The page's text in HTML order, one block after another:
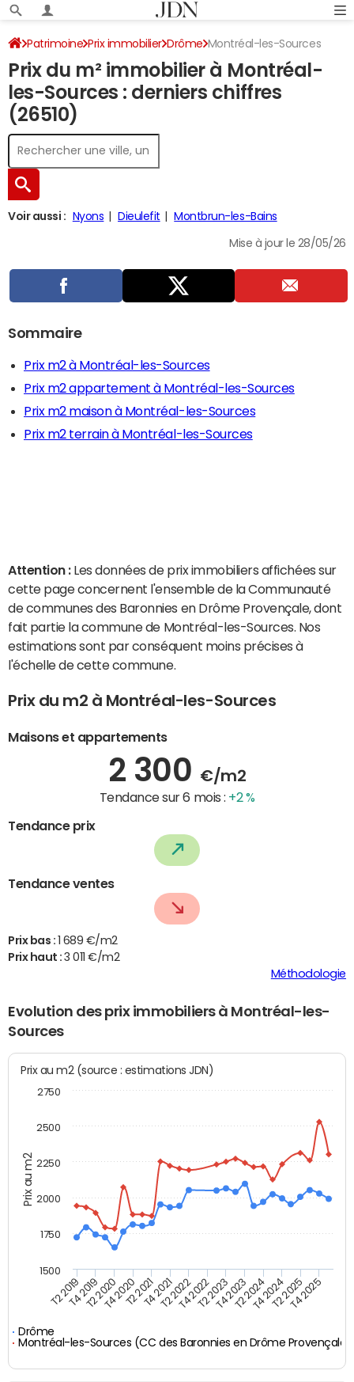
Patrimoine Prix immobilier Drôme Montréal-les-Sources
Prix du m² immobilier à Montréal-
les-Sources : derniers chiffres
(26510)
Voir aussi : Nyons Dieulefit Montbrun-les-Bains
Mise à jour le 28/05/26
Sommaire
Prix m2 à Montréal-les-Sources
Prix m2 appartement à Montréal-les-Sources
Prix m2 maison à Montréal-les-Sources
Prix m2 terrain à Montréal-les-Sources
Attention : Les données de prix immobiliers affichées sur
cette page concernent l'ensemble de la Communauté
de communes des Baronnies en Drôme Provençale, dont
fait partie la commune de Montréal-les-Sources. Nos
estimations sont par conséquent moins précises à
l'échelle de cette commune.
Prix du m2 à Montréal-les-Sources
Maisons et appartements
2 300 €/m2
Tendance sur 6 mois : +2 %
Tendance prix
Tendance ventes
Prix bas :
1 689 €/m2
Prix haut :3 011 €/m2
Méthodologie
Evolution des prix immobiliers à Montréal-les-
Sources
Prix au m2
Prix au m2 (source : estimations JDN)
Drôme
Montréal-les-Sources (CC des Baronnies en Drôme Provençale)
T2 2019T4 2019T2 2020T4 2020T2 2021T4 2021T2 2022T4 2022T2 2023T4 2023T2 2024T4 2024T2 2025T4 2025
1500
1750
2000
2250
2500
2750